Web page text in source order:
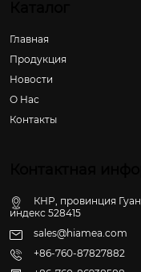
Главная
Продукция
Новости
О Hас
Контакты
КНР, провинция
индекс 528415
sales@hiamea.com
+86-760-87827882